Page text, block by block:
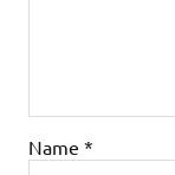
Name *